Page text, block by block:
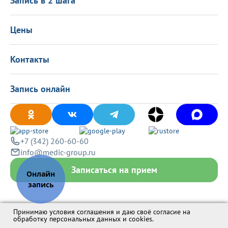
Программа лояльности
Лицензиии
Вакансии
Политика конфиденциальности
Цены
Контакты
Запись онлайн
+7 (342) 260-60-60
info@medic-group.ru
Записаться на прием
Принимаю условия соглашения и даю своё согласие на
обработку персональных данных и cookies.